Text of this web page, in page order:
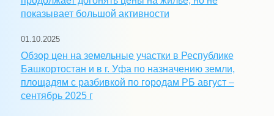
показывает большой активности
01.10.2025
Обзор цен на земельные участки в Республике
Башкортостан и в г. Уфа по назначению земли,
площадям с разбивкой по городам РБ август –
сентябрь 2025 г